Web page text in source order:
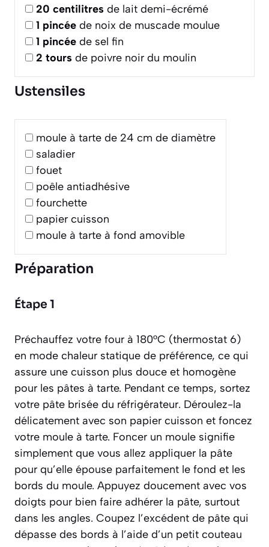
20 centilitres de lait demi-écrémé
1 pincée de noix de muscade moulue
1 pincée de sel fin
2 tours de poivre noir du moulin
Ustensiles
moule à tarte de 24 cm de diamètre
saladier
fouet
poêle antiadhésive
fourchette
papier cuisson
moule à tarte à fond amovible
Préparation
Étape 1
Préchauffez votre four à 180°C (thermostat 6)
en mode chaleur statique de préférence, ce qui
assure une cuisson plus douce et homogène
pour les pâtes à tarte. Pendant ce temps, sortez
votre pâte brisée du réfrigérateur. Déroulez-la
délicatement avec son papier cuisson et foncez
votre moule à tarte. Foncer un moule signifie
simplement que vous allez appliquer la pâte
pour qu’elle épouse parfaitement le fond et les
bords du moule. Appuyez doucement avec vos
doigts pour bien faire adhérer la pâte, surtout
dans les angles. Coupez l’excédent de pâte qui
dépasse des bords à l’aide d’un petit couteau